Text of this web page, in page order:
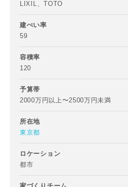
LIXIL、TOTO
建ぺい率
59
容積率
120
予算帯
2000万円以上〜2500万円未満
所在地
東京都
ロケーション
都市
郵便番号
都道府県
町名